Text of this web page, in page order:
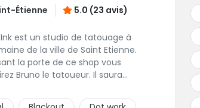
Étienne 5.0 (23 avis)
est un studio de tatouage à
de la ville de Saint Etienne.
la porte de ce shop vous
Bruno le tatoueur. Il saura
de tatouage. N'hésitez pas à lui